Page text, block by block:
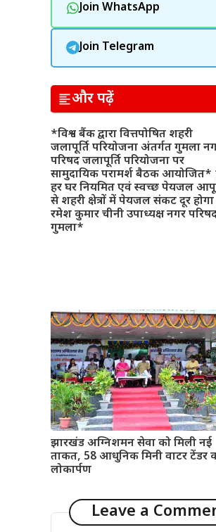
Join WhatsApp
Join Telegram
और पढ़ें
*विश्व बैंक द्वारा वित्तपोषित शहरी
जलापूर्ति परियोजना अंतर्गत गुमला
परिषद जलापूर्ति परियोजना पर
सामुदायिक परामर्श बैठक आयोजित*
हर घर नियमित एवं स्वच्छ पेयजल
से शहरी क्षेत्रों में पेयजल संकट दूर होगा
रमेश कुमार चीनी उपाध्यक्ष नगर
गुमला*
झारखंड अग्निशमन सेवा को मिली नई
ताकत, 58 आधुनिक मिनी वाटर टेंडर
लोकार्पण
Leave a